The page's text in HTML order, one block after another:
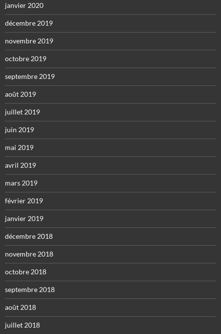
janvier 2020
décembre 2019
novembre 2019
octobre 2019
septembre 2019
août 2019
juillet 2019
juin 2019
mai 2019
avril 2019
mars 2019
février 2019
janvier 2019
décembre 2018
novembre 2018
octobre 2018
septembre 2018
août 2018
juillet 2018